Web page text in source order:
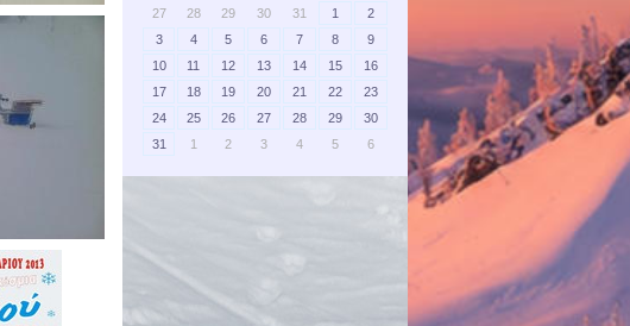
27 28 29 30 31 1
2
3
4 5 6 7 8
9
10
11 12 13 14 15
16
17
18 19 20 21 22
23
24
25 26 27 28 29
30
31
1 2 3 4 5 6